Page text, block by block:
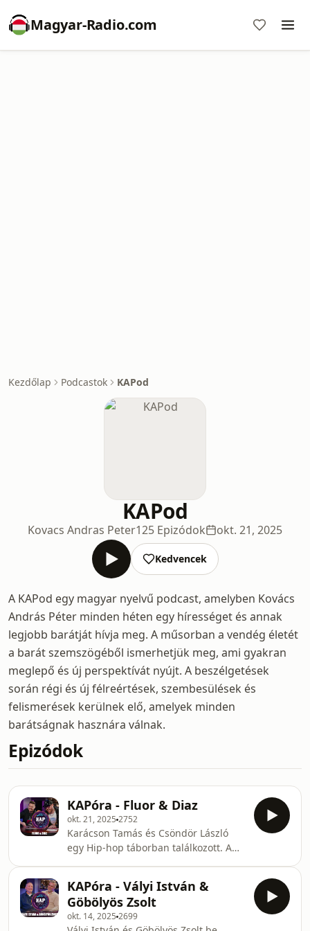
Magyar-Radio.com
Kezdőlap Podcastok KAPod
KAPod
Kovacs Andras Peter125 Epizódok okt. 21, 2025
Kedvencek
A KAPod egy magyar nyelvű podcast, amelyben Kovács
András Péter minden héten egy hírességet és annak
legjobb barátját hívja meg. A műsorban a vendég életét
a barát szemszögéből ismerhetjük meg, ami gyakran
meglepő és új perspektívát nyújt. A beszélgetések
során régi és új félreértések, szembesülések és
felismerések kerülnek elő, amelyek minden
barátságnak hasznára válnak.
Epizódok
KAPóra - Fluor & Diaz
okt. 21, 2025 2752
Karácson Tamás és Csöndör László
egy Hip-hop táborban találkozott. A
már megállapodott családapa, Fluor
pedig még mindig keresi, hogy mit
keres, de a barátságuk és a
KAPóra - Vályi István &
Göbölyös Zsolt
okt. 14, 2025 2699